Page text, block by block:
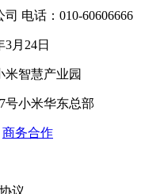
电话：010-60606666
3月24日
米智慧产业园
号小米华东总部
商务合作
议